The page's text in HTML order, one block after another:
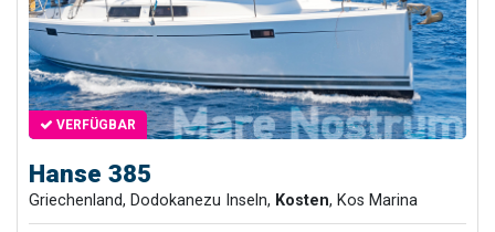
VERFÜGBAR
Hanse 385
Griechenland, Dodokanezu Inseln, Kosten, Kos Marina